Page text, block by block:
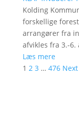
Kolding
forskellige
arrangører fra
afvikles fra 3.-6.
Læs mere
1 2 3 … 476